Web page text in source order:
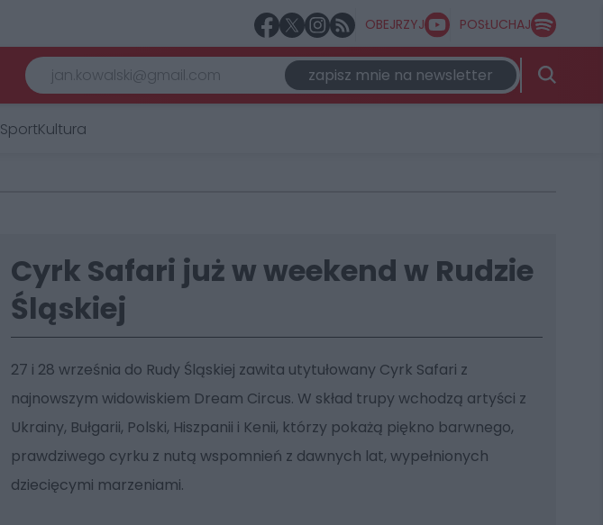
OBEJRZYJ POSŁUCHAJ
zapisz mnie na newsletter
SportKultura
Cyrk Safari już w weekend w Rudzie
Śląskiej
27 i 28 września do Rudy Śląskiej zawita utytułowany Cyrk Safari z
najnowszym widowiskiem Dream Circus. W skład trupy wchodzą artyści z
Ukrainy, Bułgarii, Polski, Hiszpanii i Kenii, którzy pokażą piękno barwnego,
prawdziwego cyrku z nutą wspomnień z dawnych lat, wypełnionych
dziecięcymi marzeniami.